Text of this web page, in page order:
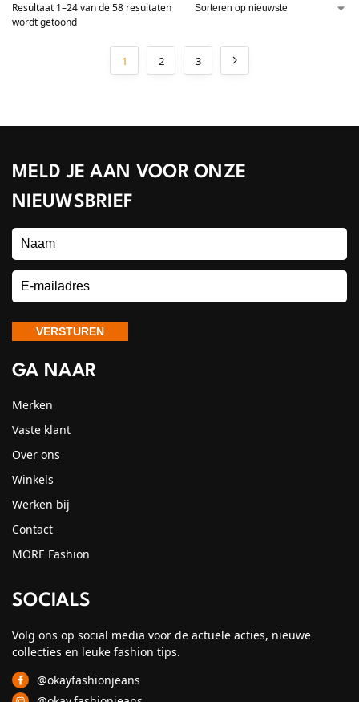
Resultaat 1–24 van de 58 resultaten
wordt getoond
1 2 3
MELD JE AAN VOOR ONZE
NIEUWSBRIEF
GA NAAR
Merken
Vaste klant
Over ons
Winkels
Werken bij
Contact
MORE Fashion
SOCIALS
Volg ons op social media voor de actuele acties, nieuwe
collecties en leuke fashion tips.
@okayfashionjeans